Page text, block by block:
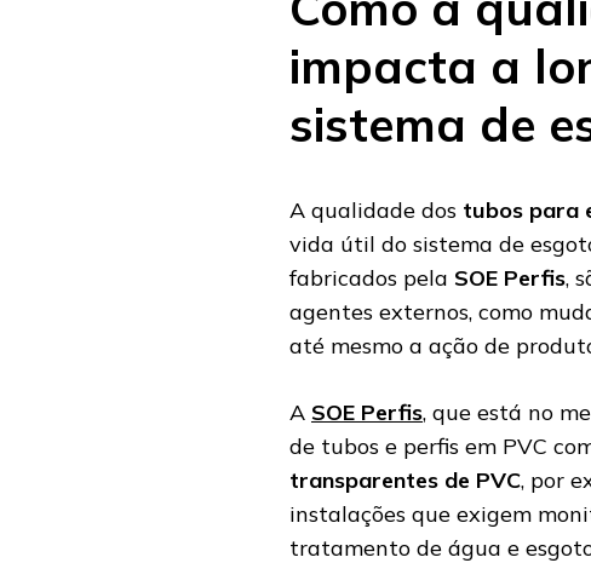
impacta a
sistema de
A qualidade dos tubos para
vida útil do sistema de
fabricados pela SOE Perfis,
agentes externos, como
até mesmo a ação de
A SOE Perfis, que está no
de tubos e perfis em PVC
transparentes de PVC, por
instalações que exigem
tratamento de água e